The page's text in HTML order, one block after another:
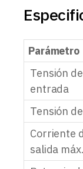
Parámetro
Tensión de
entrada
Tensión
Corriente
salida máx.